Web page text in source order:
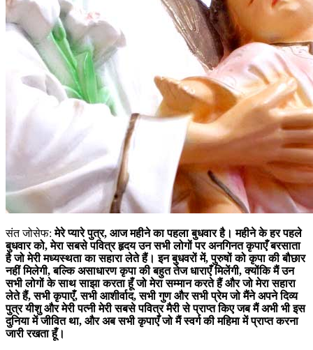
संत जोसेफ:मेरे प्यारे पुत्र, आज महीने का पहला बुधवार है। महीने के हर पहले
बुधवार को, मेरा सबसे पवित्र हृदय उन सभी लोगों पर अनगिनत कृपाएँ बरसाता
है जो मेरी मध्यस्थता का सहारा लेते हैं। इन बुधवरों में, पुरुषों को कृपा की बौछार
नहीं मिलेगी, बल्कि असाधारण कृपा की बहुत तेज धाराएँ मिलेंगी, क्योंकि मैं उन
सभी लोगों के साथ साझा करता हूँ जो मेरा सम्मान करते हैं और जो मेरा सहारा
लेते हैं, सभी कृपाएँ, सभी आशीर्वाद, सभी गुण और सभी प्रेम जो मैंने अपने दिव्य
पुत्र यीशु और मेरी पत्नी मेरी सबसे पवित्र मैरी से प्राप्त किए जब मैं अभी भी इस
दुनिया में जीवित था, और अब सभी कृपाएँ जो मैं स्वर्ग की महिमा में प्राप्त करना
जारी रखता हूँ।